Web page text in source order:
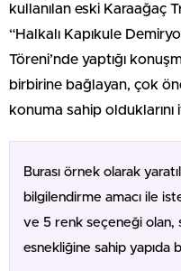
kullanılan eski Karaağaç
“Halkalı Kapıkule
Töreni’nde yaptığı
birbirine bağlayan, çok
konuma sahip olduklarını
Burası örnek olarak
bilgilendirme amacı ile
ve 5 renk seçeneği olan,
esnekliğine sahip yapıda